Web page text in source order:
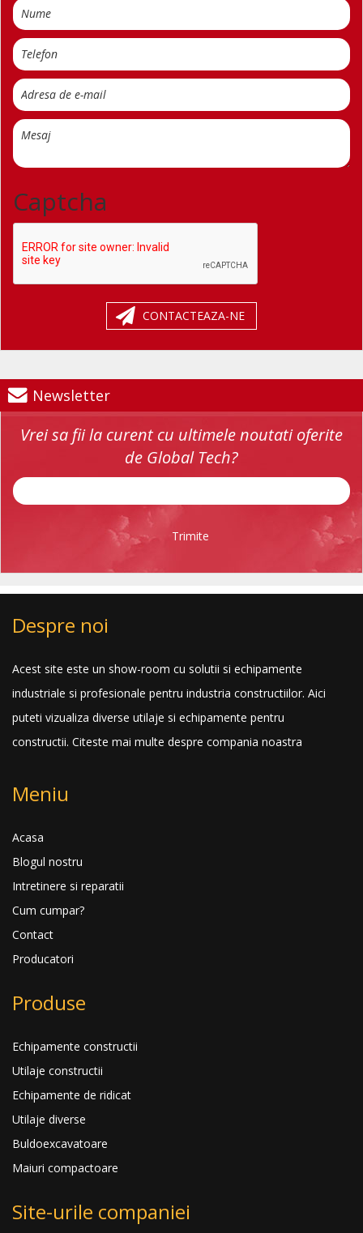
Captcha
CONTACTEAZA-NE
Newsletter
Vrei sa fii la curent cu ultimele noutati oferite
de Global Tech?
Trimite
Despre noi
Acest site este un show-room cu solutii si echipamente
industriale si profesionale pentru industria constructiilor. Aici
puteti vizualiza diverse utilaje si echipamente pentru
constructii. Citeste mai multe despre compania noastra
Meniu
Acasa
Blogul nostru
Intretinere si reparatii
Cum cumpar?
Contact
Producatori
Produse
Echipamente constructii
Utilaje constructii
Echipamente de ridicat
Utilaje diverse
Buldoexcavatoare
Maiuri compactoare
Site-urile companiei